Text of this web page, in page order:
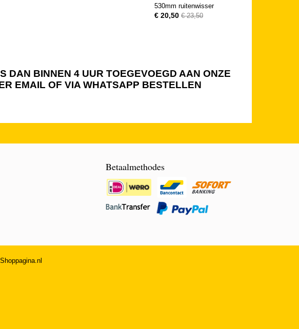
530mm ruitenwisser
€ 20,50 € 23,50
DAN BINNEN 4 UUR TOEGEVOEGD AAN ONZE
EMAIL OF VIA WHATSAPP BESTELLEN
Betaalmethodes